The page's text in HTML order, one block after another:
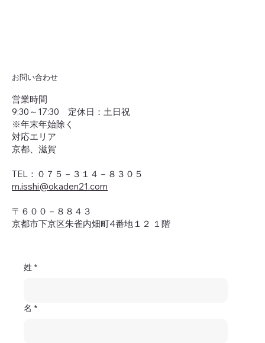
姓 *
名 *
TEL：０７５－３１４－８３０５
m.isshi@okaden21.com
〒６００－８８４３
京都市下京区朱雀内畑町4番地１２ １階
営業時間
9:30～17:30 定休日：土日祝
※年末年始除く
対応エリア
​京都、滋賀
お問い合わせ